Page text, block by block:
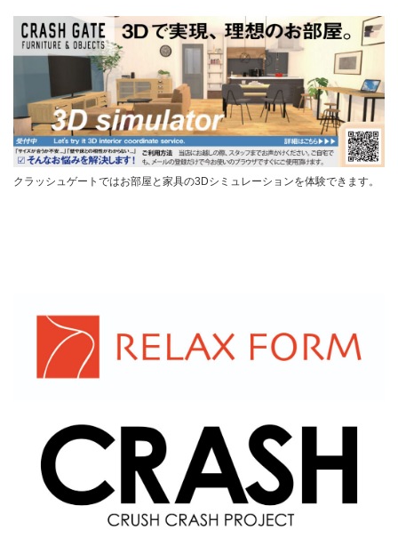
クラッシュゲートではお部屋と家具の3Dシミュレーションを体験できます。